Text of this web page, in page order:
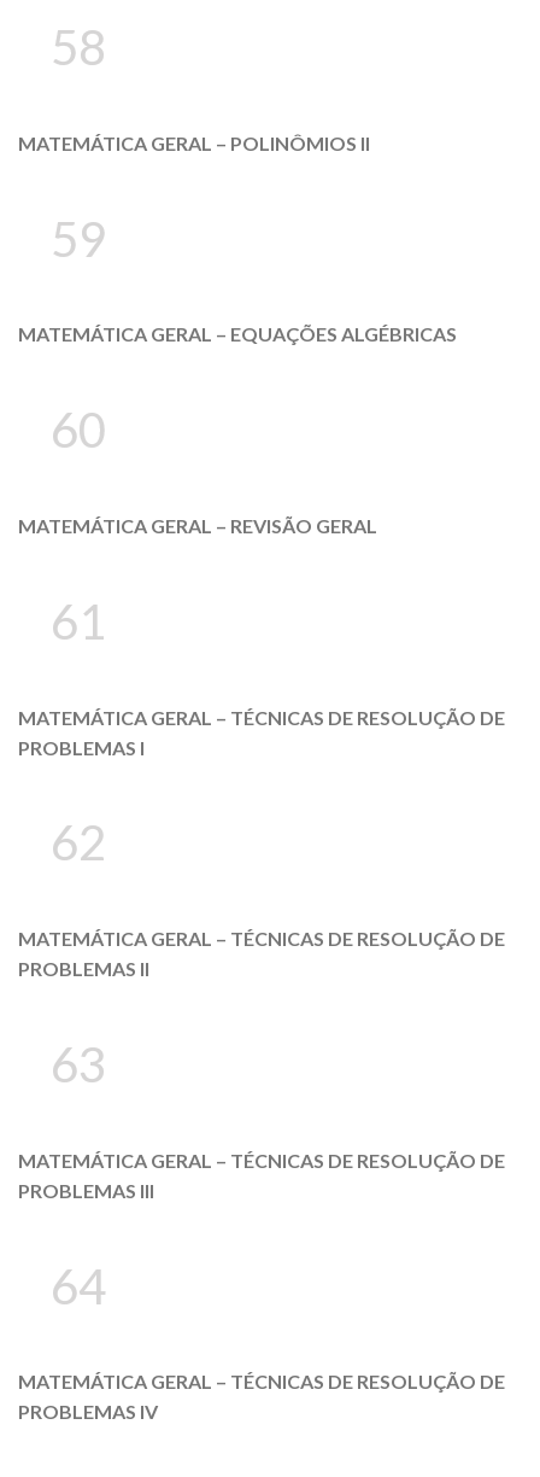
58
MATEMÁTICA GERAL – POLINÔMIOS II
59
MATEMÁTICA GERAL – EQUAÇÕES ALGÉBRICAS
60
MATEMÁTICA GERAL – REVISÃO GERAL
61
MATEMÁTICA GERAL – TÉCNICAS DE RESOLUÇÃO DE
PROBLEMAS I
62
MATEMÁTICA GERAL – TÉCNICAS DE RESOLUÇÃO DE
PROBLEMAS II
63
MATEMÁTICA GERAL – TÉCNICAS DE RESOLUÇÃO DE
PROBLEMAS III
64
MATEMÁTICA GERAL – TÉCNICAS DE RESOLUÇÃO DE
PROBLEMAS IV